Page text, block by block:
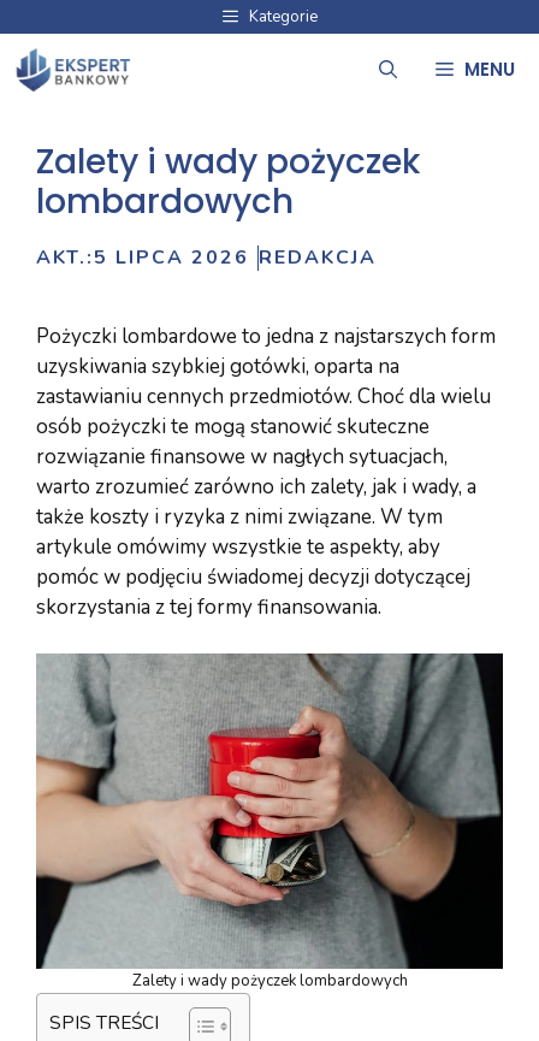
treści
Kategorie
MENU
Zalety i wady pożyczek
lombardowych
AKT.:5 LIPCA 2026 REDAKCJA
Pożyczki lombardowe to jedna z najstarszych form
uzyskiwania szybkiej gotówki, oparta na
zastawianiu cennych przedmiotów. Choć dla wielu
osób pożyczki te mogą stanowić skuteczne
rozwiązanie finansowe w nagłych sytuacjach,
warto zrozumieć zarówno ich zalety, jak i wady, a
także koszty i ryzyka z nimi związane. W tym
artykule omówimy wszystkie te aspekty, aby
pomóc w podjęciu świadomej decyzji dotyczącej
skorzystania z tej formy finansowania.
Zalety i wady pożyczek lombardowych
SPIS TREŚCI